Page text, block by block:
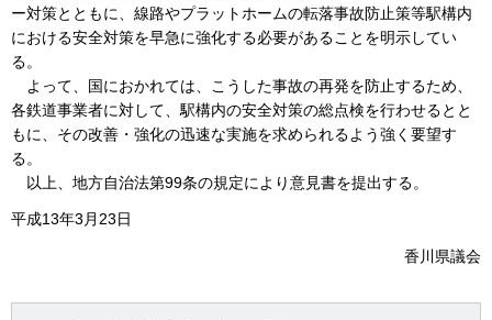
ー対策とともに、線路やプラットホームの転落事故防止策等駅構内
における安全対策を早急に強化する必要があることを明示してい
る。
よって、国におかれては、こうした事故の再発を防止するため、
各鉄道事業者に対して、駅構内の安全対策の総点検を行わせるとと
もに、その改善・強化の迅速な実施を求められるよう強く要望す
る。
以上、地方自治法第99条の規定により意見書を提出する。
平成13年3月23日
香川県議会